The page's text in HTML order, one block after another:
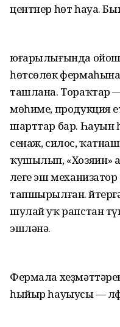
центнер һөт һауа.
юғарылығында
һөтсөлөк фермаһына
ташлана. Тораҡтар
мөһиме, продукция
шарттар бар. Һауын
сенаж, силос,
ҡушылып, «Хозяин»
Әлеге эш
тапшырылған.
шулай уҡ рапстан
эшләнә.
Фермала
һыйыр һауыусы —